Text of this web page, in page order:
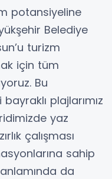
potansiyeline
Belediye
turizm
için tüm
Bu
plajlarımız
yaz
çalışması
sahip
da